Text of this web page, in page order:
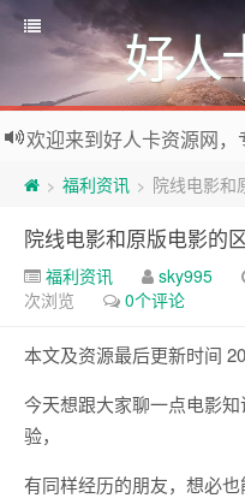
好人
> 福利资讯 > 院线电影和
院线电影和原版电影的
福利资讯 sky995
次浏览
0个评论
本文及资源最后更新时间
今天想跟大家聊一点电影
验，
有同样经历的朋友，想必也